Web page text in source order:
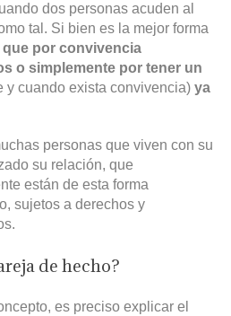
dos personas acuden al
tal. Si bien es la mejor forma
que por convivencia
o simplemente por tener un
y cuando exista convivencia) ya
personas que viven con su
su relación, que
están de esta forma
sujetos a derechos y
de hecho?
es preciso explicar el